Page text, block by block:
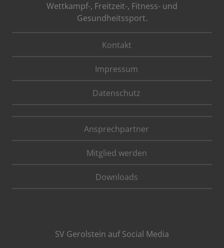
Wettkampf-, Freitzeit-, Fitness- und
Gesundheitssport.
Kontakt
Impressum
Datenschutz
Ansprechpartner
Mitglied werden
Downloads
SV Gerolstein auf Social Media